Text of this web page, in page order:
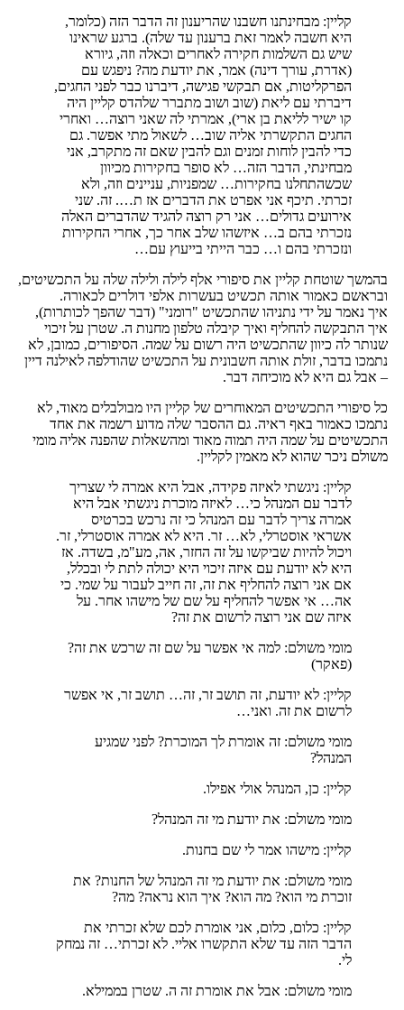
קליין: מבחינתנו חשבנו שהריענון זה הדבר הזה (כלומר,
היא חשבה לאמר זאת ברענון עד שלה). ברגע שראינו
שיש גם השלמות חקירה לאחרים וכאלה וזה, גיורא
(אדרת, עורך דינה) אמר, את יודעת מה? ניפגש עם
הפרקליטות, אם תבקשי פגישה, דיברנו כבר לפני החגים,
דיברתי עם ליאת (שוב ושוב מתברר שלהדס קליין היה
קו ישיר לליאת בן ארי), אמרתי לה שאני רוצה… ואחרי
החגים התקשרתי אליה שוב… לשאול מתי אפשר. גם
כדי להבין לוחות זמנים וגם להבין שאם זה מתקרב, אני
מבחינתי, הדבר הזה… לא סופר בחקירות מכיוון
שכשהתחלנו בחקירות… שמפניות, עניינים וזה, ולא
זכרתי. תיכף אני אפרט את הדברים אז ת…. זה. שני
אירועים גדולים… אני רק רוצה להגיד שהדברים האלה
נזכרתי בהם ב… איזשהו שלב אחר כך, אחרי החקירות
ונזכרתי בהם ו… כבר הייתי בייעוץ עם…
בהמשך שוטחת קליין את סיפורי אלף לילה ולילה שלה על התכשיטים,
ובראשם כאמור אותה תכשיט בעשרות אלפי דולרים לכאורה.
איך נאמר על ידי נתניהו שהתכשיט "רומני" (דבר שהפך לכותרות),
איך התבקשה להחליף ואיך קיבלה טלפון מחנות ה. שטרן על זיכוי
שנותר לה כיוון שהתכשיט היה רשום על שמה. הסיפורים, כמובן, לא
נתמכו בדבר, זולת אותה חשבונית על התכשיט שהודלפה לאילנה דיין
– אבל גם היא לא מוכיחה דבר.
כל סיפורי התכשיטים המאוחרים של קליין היו מבולבלים מאוד, לא
נתמכו כאמור באף ראיה. גם ההסבר שלה מדוע רשמה את אחד
התכשיטים על שמה היה תמוה מאוד ומהשאלות שהפנה אליה מומי
משולם ניכר שהוא לא מאמין לקליין.
קליין: ניגשתי לאיזה פקידה, אבל היא אמרה לי שצריך
לדבר עם המנהל כי… לאיזה מוכרת ניגשתי אבל היא
אמרה צריך לדבר עם המנהל כי זה נרכש בכרטיס
אשראי אוסטרלי, לא… זר. היא לא אמרה אוסטרלי, זר.
ויכול להיות שביקשו על זה החזר, אה, מע"מ, בשדה. אז
היא לא יודעת עם איזה זיכוי היא יכולה לתת לי ובכלל,
אם אני רוצה להחליף את זה, זה חייב לעבור על שמי. כי
אה… אי אפשר להחליף על שם של מישהו אחר. על
איזה שם אני רוצה לרשום את זה?
מומי משולם: למה אי אפשר על שם זה שרכש את זה?
(פאקר)
קליין: לא יודעת, זה תושב זר, זה… תושב זר, אי אפשר
לרשום את זה. ואני…
מומי משולם: זה אומרת לך המוכרת? לפני שמגיע
המנהל?
קליין: כן, המנהל אולי אפילו.
מומי משולם: את יודעת מי זה המנהל?
קליין: מישהו אמר לי שם בחנות.
מומי משולם: את יודעת מי זה המנהל של החנות? את
זוכרת מי הוא? מה הוא? איך הוא נראה? מה?
קליין: כלום, כלום, אני אומרת לכם שלא זכרתי את
הדבר הזה עד שלא התקשרו אליי. לא זכרתי… זה נמחק
לי.
מומי משולם: אבל את אומרת זה ה. שטרן בממילא.